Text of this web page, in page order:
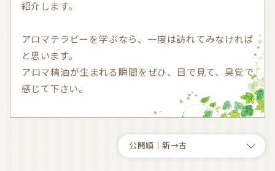
アロマエンタメ情報 おすすめ商品 ５選
天然の香り－アロマテラピー
アロマを学ぶ・アロマの仕事
紹介します。
アロマテラピーを学ぶなら、一度は訪れてみなければ
と思います。
アロマ精油が生まれる瞬間をぜひ、目で見て、臭覚で
感じて下さい。